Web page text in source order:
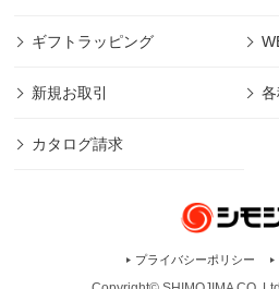
ギフトラッピング
新規お取引
カタログ請求
プライバシーポリシー